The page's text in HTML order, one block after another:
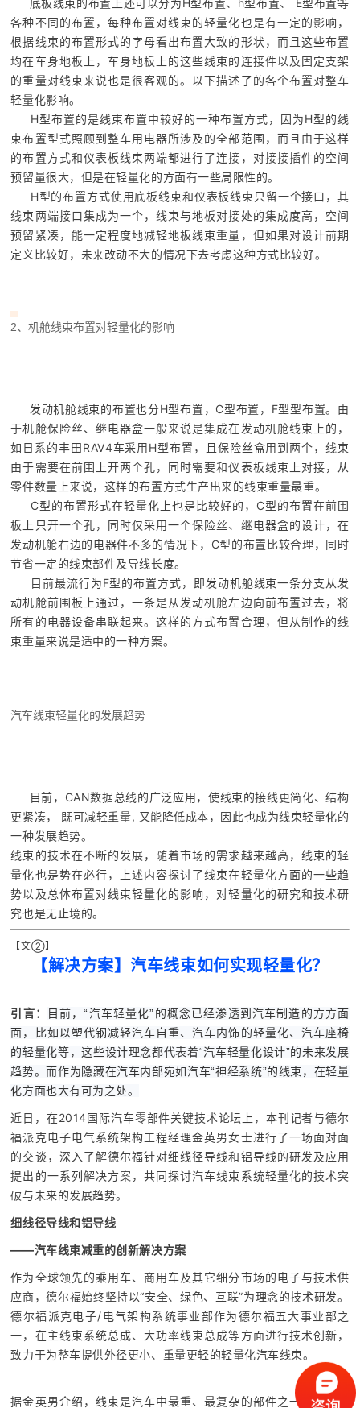
底板线束的布置上还可以分为H型布置、h型布置、 E型布置等
各种不同的布置，每种布置对线束的轻量化也是有一定的影响，
根据线束的布置形式的字母看出布置大致的形状，而且这些布置
均在车身地板上，车身地板上的这些线束的连接件以及固定支架
的重量对线束来说也是很客观的。以下描述了的各个布置对整车
轻量化影响。
H型布置的是线束布置中较好的一种布置方式，因为H型的线
束布置型式照顾到整车用电器所涉及的全部范围，而且由于这样
的布置方式和仪表板线束两端都进行了连接，对接接插件的空间
预留量很大，但是在轻量化的方面有一些局限性的。
H型的布置方式使用底板线束和仪表板线束只留一个接口，其
线束两端接口集成为一个，线束与地板对接处的集成度高，空间
预留紧凑，能一定程度地减轻地板线束重量，但如果对设计前期
定义比较好，未来改动不大的情况下去考虑这种方式比较好。
2、机舱线束布置对轻量化的影响
发动机舱线束的布置也分H型布置，C型布置，F型型布置。由
于机舱保险丝、继电器盒一般来说是集成在发动机舱线束上的，
如日系的丰田RAV4车采用H型布置，且保险丝盒用到两个，线束
由于需要在前围上开两个孔，同时需要和仪表板线束上对接，从
零件数量上来说，这样的布置方式生产出来的线束重量最重。
C型的布置形式在轻量化上也是比较好的，C型的布置在前围
板上只开一个孔，同时仅采用一个保险丝、继电器盒的设计，在
发动机舱右边的电器件不多的情况下，C型的布置比较合理，同时
节省一定的线束部件及导线长度。
目前最流行为F型的布置方式，即发动机舱线束一条分支从发
动机舱前围板上通过，一条是从发动机舱左边向前布置过去，将
所有的电器设备串联起来。这样的方式布置合理，但从制作的线
束重量来说是适中的一种方案。
汽车线束轻量化的发展趋势
目前，CAN数据总线的广泛应用，使线束的接线更简化、结构
更紧凑， 既可减轻重量, 又能降低成本，因此也成为线束轻量化的
一种发展趋势。
线束的技术在不断的发展，随着市场的需求越来越高，线束的轻
量化也是势在必行，上述内容探讨了线束在轻量化方面的一些趋
势以及总体布置对线束轻量化的影响，对轻量化的研究和技术研
究也是无止境的。
【文②】
【解决方案】汽车线束如何实现轻量化？
引言：
目前，“汽车轻量化”的概念已经渗透到汽车制造的方方面
面，比如以塑代钢减轻汽车自重、汽车内饰的轻量化、汽车座椅
的轻量化等，这些设计理念都代表着“汽车轻量化设计”的未来发展
趋势。而作为隐藏在汽车内部宛如汽车“神经系统”的线束，在轻量
化方面也大有可为之处。
近日，在2014国际汽车零部件关键技术论坛上，本刊记者与德尔
福派克电子电气系统架构工程经理金英男女士进行了一场面对面
的交谈，深入了解德尔福针对细线径导线和铝导线的研发及应用
提出的一系列解决方案，共同探讨汽车线束系统轻量化的技术突
破与未来的发展趋势。
细线径导线和铝导线
——汽车线束减重的创新解决方案
作为全球领先的乘用车、商用车及其它细分市场的电子与技术供
应商，德尔福始终坚持以“安全、绿色、互联”为理念的技术研发。
德尔福派克电子/电气架构系统事业部作为德尔福五大事业部之
一，在主线束系统总成、大功率线束总成等方面进行技术创新，
致力于为整车提供外径更小、重量更轻的轻量化汽车线束。
据金英男介绍，线束是汽车中最重、最复杂的部件之一。随着汽